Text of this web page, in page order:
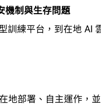
機制與生存問題
訓練平台，到在地 AI
地部署、自主運作，